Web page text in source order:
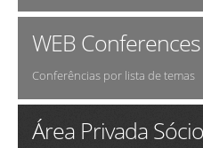
WEB Conferences
Conferências por lista de temas
Área Privada